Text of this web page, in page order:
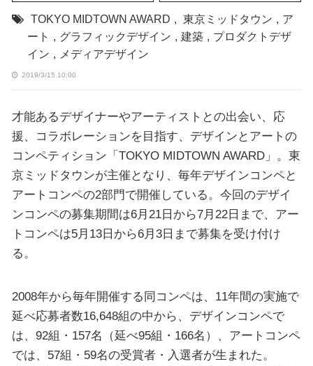
TOKYO MIDTOWN AWARD , 東京ミッドタウン , ア
ート , グラフィックデザイン , 建築 , プロダクトデザ
イン , メディアデザイン
2019/3/15 10:00
才能あるデザイナーやアーティストとの出会い、応
援、コラボレーションを目指す、デザインとアートの
コンペティション「TOKYO MIDTOWN AWARD」。東
京ミッドタウンが主催となり、毎年デザインコンペと
アートコンペの2部門で開催している。今回のデザイ
ンコンペの募集期間は6月21日から7月22日まで、アー
トコンペは5月13日から6月3日まで募集を受け付け
る。
2008年から毎年開催する同コンペは、11年間の実施で
延べ応募者数16,648組の中から、デザインコンペで
は、92組・157名（延べ95組・166名）、アートコンペ
では、57組・59名の受賞者・入選者が生まれた。